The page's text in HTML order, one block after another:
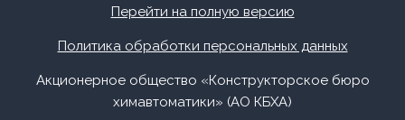
Перейти на полную версию
Политика обработки персональных данных
Акционерное общество «Конструкторское бюро
химавтоматики» (АО КБХА)